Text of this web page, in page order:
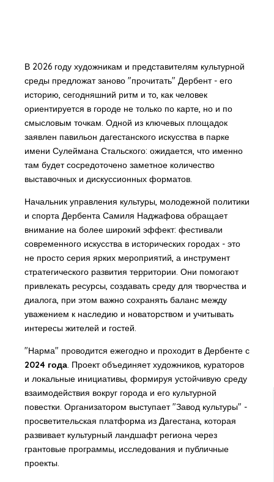
В 2026 году художникам и представителям культурной
среды предложат заново "прочитать" Дербент - его
историю, сегодняшний ритм и то, как человек
ориентируется в городе не только по карте, но и по
смысловым точкам. Одной из ключевых площадок
заявлен павильон дагестанского искусства в парке
имени Сулеймана Стальского: ожидается, что именно
там будет сосредоточено заметное количество
выставочных и дискуссионных форматов.
Начальник управления культуры, молодежной политики
и спорта Дербента Самиля Наджафова обращает
внимание на более широкий эффект: фестивали
современного искусства в исторических городах - это
не просто серия ярких мероприятий, а инструмент
стратегического развития территории. Они помогают
привлекать ресурсы, создавать среду для творчества и
диалога, при этом важно сохранять баланс между
уважением к наследию и новаторством и учитывать
интересы жителей и гостей.
"Нарма" проводится ежегодно и проходит в Дербенте с
2024 года. Проект объединяет художников, кураторов
и локальные инициативы, формируя устойчивую среду
взаимодействия вокруг города и его культурной
повестки. Организатором выступает "Завод культуры" -
просветительская платформа из Дагестана, которая
развивает культурный ландшафт региона через
грантовые программы, исследования и публичные
проекты.